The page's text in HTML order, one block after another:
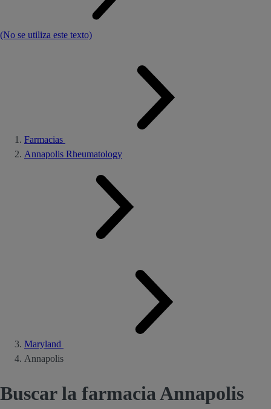
(No se utiliza este texto)
Farmacias
Annapolis Rheumatology
Maryland
Annapolis
Buscar la farmacia Annapolis